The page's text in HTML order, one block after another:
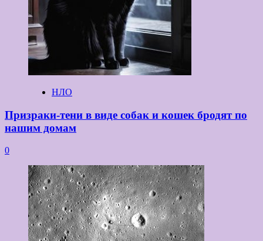
НЛО
Призраки-тени в виде собак и кошек бродят по
нашим домам
0